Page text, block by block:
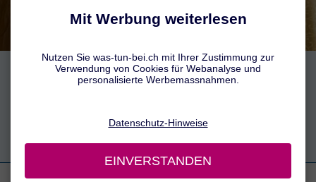
SOS-Tipps für Morgenmuffel
Mehr erfahren